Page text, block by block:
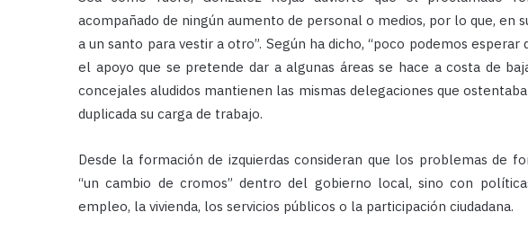
acompañado de ningún aumento de personal o medios, por lo que, en
a un santo para vestir a otro”. Según ha dicho, “poco podemos
el apoyo que se pretende dar a algunas áreas se hace a costa de
concejales aludidos mantienen las mismas delegaciones que
duplicada su carga de trabajo.
Desde la formación de izquierdas consideran que los problemas de
“un cambio de cromos” dentro del gobierno local, sino con
empleo, la vivienda, los servicios públicos o la participación ciudadana.